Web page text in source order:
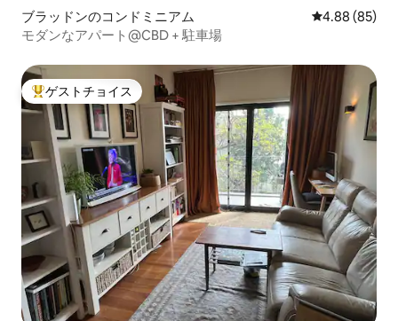
ブラッドンのコンドミニアム レビュー85
4.88 (85)
モダンなアパート@CBD + 駐車場
大好評のゲストチョイスです。
ゲストチョイス